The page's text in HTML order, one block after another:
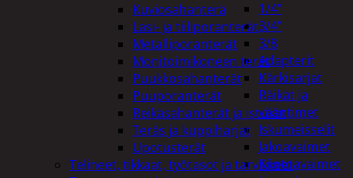
1/4"
3/4"
3/8
Adapterit
Kärkisarjat
Räikät ja
vääntimet
Iskumeisselit
Jakoavaimet
Kiintoavaimet
Kuviosahanterä
Lasi- ja tiiliporanterät
Metalliporanterät
Monitoimikoneen terät
Puukkosahanterät
Puuporanterät
Reikäsahanterät ja istukat
Teräs ja kuppiharjat
Upotusterät
Telineet, tikkaat, työtasot ja tarvikkeet